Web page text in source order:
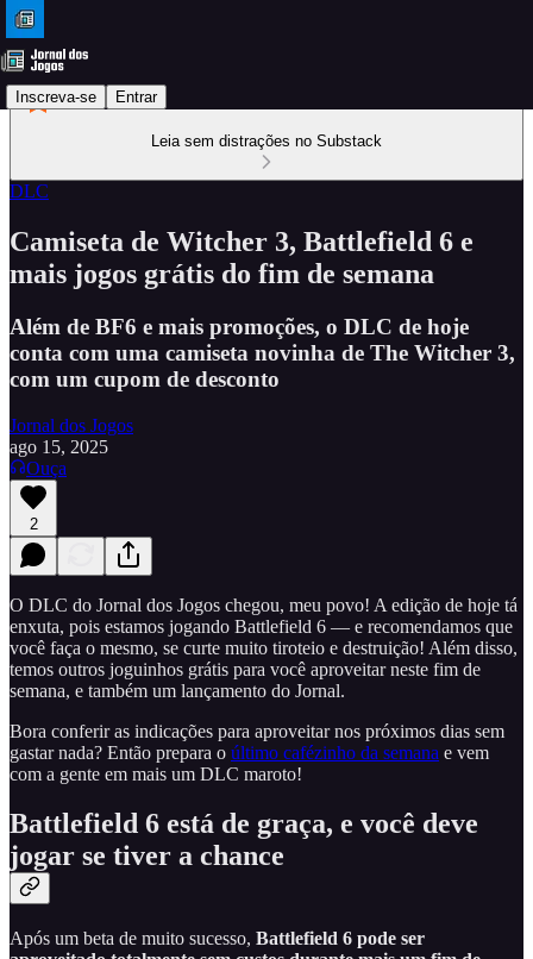
Inscreva-se Entrar
Leia sem distrações no Substack
DLC
Camiseta de Witcher 3, Battlefield 6 e
mais jogos grátis do fim de semana
Além de BF6 e mais promoções, o DLC de hoje
conta com uma camiseta novinha de The Witcher 3,
com um cupom de desconto
Jornal dos Jogos
ago 15, 2025
Ouça
2
O DLC do Jornal dos Jogos chegou, meu povo! A edição de hoje tá
enxuta, pois estamos jogando Battlefield 6 — e recomendamos que
você faça o mesmo, se curte muito tiroteio e destruição! Além disso,
temos outros joguinhos grátis para você aproveitar neste fim de
semana, e também um lançamento do Jornal.
Bora conferir as indicações para aproveitar nos próximos dias sem
gastar nada? Então prepara o último cafézinho da semana e vem
com a gente em mais um DLC maroto!
Battlefield 6 está de graça, e você deve
jogar se tiver a chance
Após um beta de muito sucesso, Battlefield 6 pode ser